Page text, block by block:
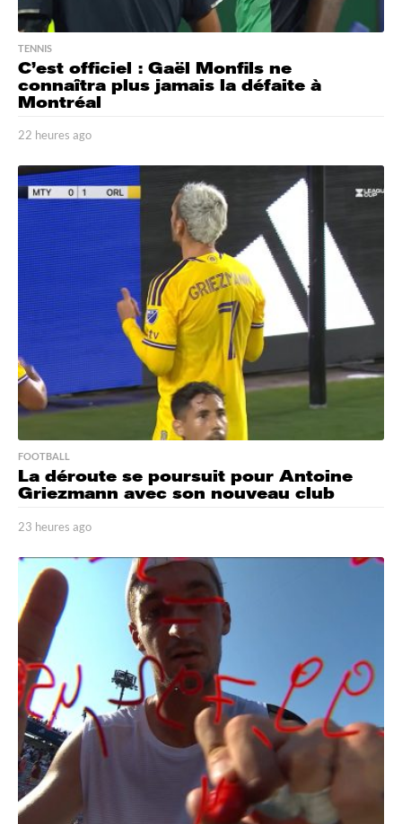
TENNIS
C’est officiel : Gaël Monfils ne
connaîtra plus jamais la défaite à
Montréal
22 heures ago
h
e
u
r
e
s
g
FOOTBALL
La déroute se poursuit pour Antoine
Griezmann avec son nouveau club
23 heures ago
h